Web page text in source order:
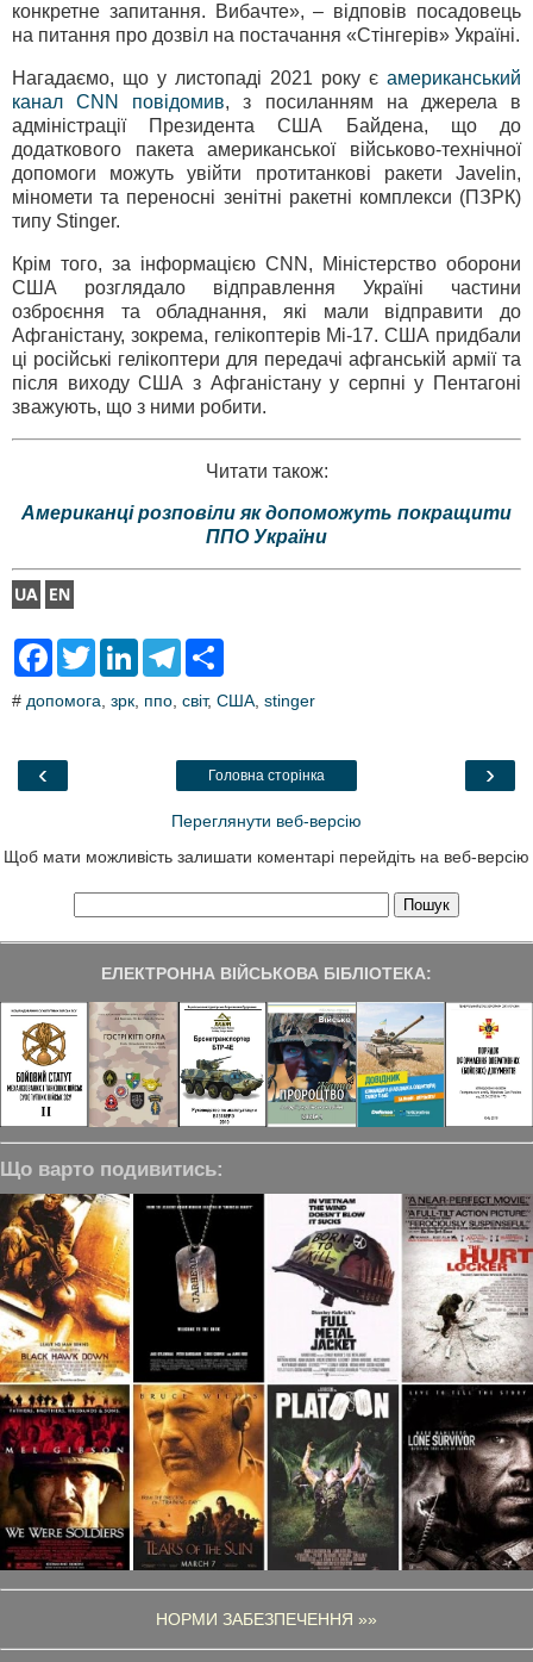
конкретне запитання. Вибачте», – відповів посадовець
на питання про дозвіл на постачання «Стінгерів» Україні.
Нагадаємо, що у листопаді 2021 року є американський
канал CNN повідомив, з посиланням на джерела в
адміністрації Президента США Байдена, що до
додаткового пакета американської військово-технічної
допомоги можуть увійти протитанкові ракети Javelin,
міномети та переносні зенітні ракетні комплекси (ПЗРК)
типу Stinger.
Крім того, за інформацією CNN, Міністерство оборони
США розглядало відправлення Україні частини
озброєння та обладнання, які мали відправити до
Афганістану, зокрема, гелікоптерів Мі-17. США придбали
ці російські гелікоптери для передачі афганській армії та
після виходу США з Афганістану у серпні у Пентагоні
зважують, що з ними робити.
Читати також:
Американці розповіли як допоможуть покращити
ППО України
F
e
o
T
t
L
k
T
e
a
r
# допомога зрк ппо світ, США stinger
‹ ›
Головна сторінка
Переглянути веб-версію
Щоб мати можливість залишати коментарі перейдіть на веб-версію
ЕЛЕКТРОННА ВІЙСЬКОВА БІБЛІОТЕКА:
Що варто подивитись:
НОРМИ ЗАБЕЗПЕЧЕННЯ »»